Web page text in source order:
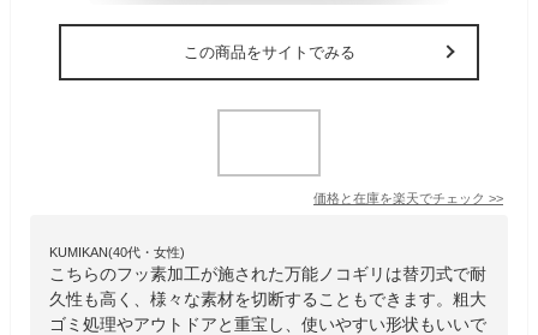
この商品をサイトでみる
価格と在庫を楽天でチェック >>
KUMIKAN(40代・女性)
こちらのフッ素加工が施された万能ノコギリは替刃式で耐
久性も高く、様々な素材を切断することもできます。粗大
ゴミ処理やアウトドアと重宝し、使いやすい形状もいいで